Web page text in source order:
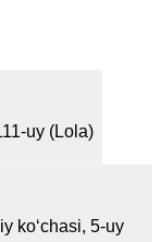
uy (Lola)
ko‘chasi, 5-uy